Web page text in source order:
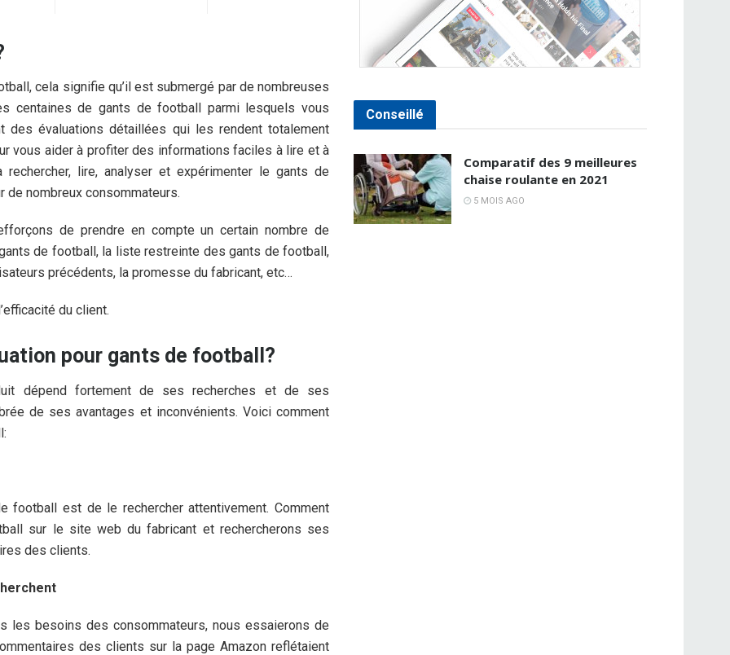
cela signifie qu’il est submergé par de nombreuses
centaines de gants de football parmi lesquels vous
des évaluations détaillées qui les rendent totalement
vous aider à profiter des informations faciles à lire et à
lire, analyser et expérimenter le gants de
nombreux consommateurs.
de prendre en compte un certain nombre de
de football, la liste restreinte des gants de football,
précédents, la promesse du fabricant, etc…
du client.
pour gants de football?
dépend fortement de ses recherches et de ses
de ses avantages et inconvénients. Voici comment
football est de le rechercher attentivement. Comment
sur le site web du fabricant et rechercherons ses
des clients.
les besoins des consommateurs, nous essaierons de
des clients sur la page Amazon reflétaient
Conseillé
Comparatif des 9 meilleures
chaise roulante en 2021
5 MOIS AGO